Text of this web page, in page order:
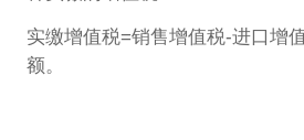
实缴增值税=销售增值税-进口增
额。